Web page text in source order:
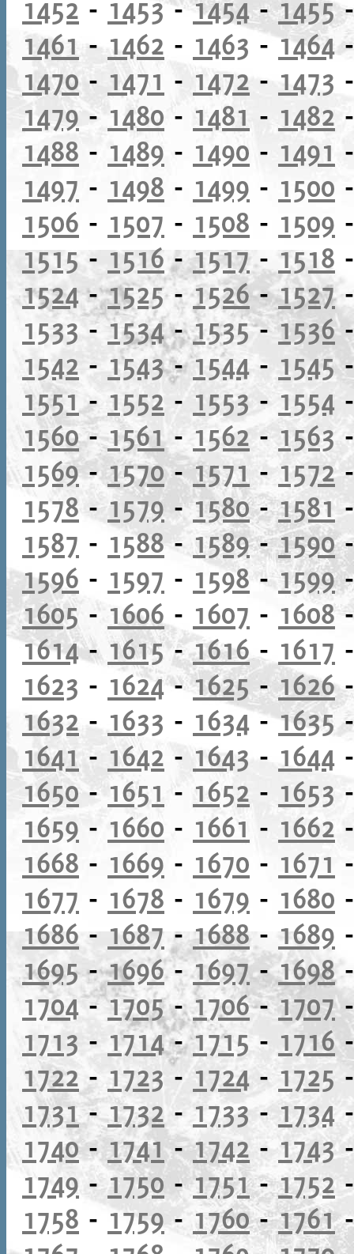
1452 - 1453-1454-1455
1461 - 1462 - 1463 -1464
1470- 1471 - 1472 - 1473
1479-1480 - 1481 - 1482
1488 - 1489 - 1490 - 1491
1497 - 1498 - 1499 - 1500
1506 - 1507 - 1508 - 1509
1515- 1516-1517- 1518
1524-1525-1526-1527
1533-1534-1535-1536
1542 - 1543-1544 - 1545
1551 - 1552 - 1553 - 1554
1560-1561- 1562-1563
1569-1570-1571 -1572
1578 -1579 -1580-1581
1587 - 1588-1589-1590
1596 - 1597 - 1598-1599
1605- 1606 - 1607 - 1608
1614- 1615-1616- 1617
1623 - 1624-1625-1626
1632 - 1633 - 1634-1635
1641 - 1642 - 1643 - 1644
1650-1651 - 1652 - 1653
1659 - 1660 - 1661 - 1662
1668 - 1669 - 1670 - 1671
1677 - 1678 - 1679 - 1680
1686 - 1687 -1688- 1689
1695-1696-1697-1698
1704-1705-1706-1707
1713 - 1714-1715 - 1716
1722 -1723 - 1724-1725
1731-1732 - 1733- 1734
1740-1741-1742-1743
1749 -1750 -1751-1752
1758 - 1759 -1760-1761